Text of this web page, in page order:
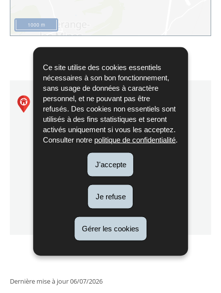
Ce site utilise des cookies essentiels
nécessaires à son bon fonctionnement,
sans usage de données à caractère
personnel, et ne pouvant pas être
refusés. Des cookies non essentiels sont
utilisés à des fins statistiques et seront
activés uniquement si vous les acceptez.
Consulter notre politique de confidentialité
J'accepte
Je refuse
Gérer les cookies
1000 m
Natura2000 - LU0001032
Dudelange - Ginzebierg
LU0001032
Localisez sur la carte
Dernière mise à jour06/07/2026